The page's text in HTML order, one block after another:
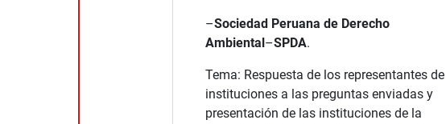
–Sociedad Peruana de Derecho
Ambiental–SPDA.
Tema: Respuesta de los representantes de
instituciones a las preguntas enviadas y
presentación de las instituciones de la